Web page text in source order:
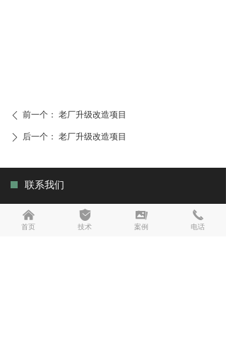
ꄴ 前一个： 老厂升级改造项目
ꄲ 后一个： 老厂升级改造项目
联系我们
联系电话：13569076686
公司邮箱：13569076686@126.com
公司地址：河南省安阳市安阳县韩陵镇工业园区
낀
首页
녇
技术
끡
案例
끅
电话